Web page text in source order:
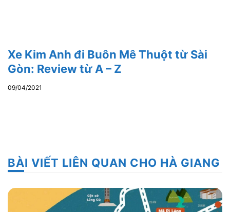
Xe Kim Anh đi Buôn Mê Thuột từ Sài
Gòn: Review từ A – Z
09/04/2021
BÀI VIẾT LIÊN QUAN CHO HÀ GIANG